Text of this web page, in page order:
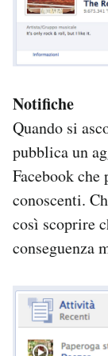
Notifiche
Quando si
pubblica un
Facebook
conoscenti.
così scoprire
conseguenza